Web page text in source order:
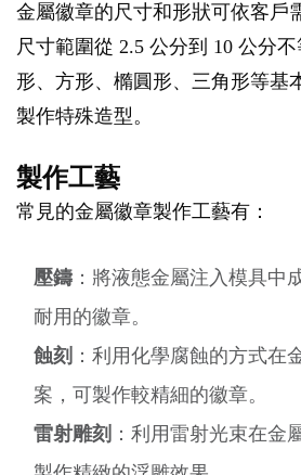
金屬徽章的尺寸和形狀可依客戶
尺寸範圍從 2.5 公分到 10 公分
形、方形、橢圓形、三角形等基
製作特殊造型。
製作工藝
常見的金屬徽章製作工藝有：
壓鑄 ：將液態金屬注入模具中
耐用的徽章。
蝕刻 ：利用化學腐蝕的方式在
案，可製作較精細的徽章。
雷射雕刻 ：利用雷射光束在金